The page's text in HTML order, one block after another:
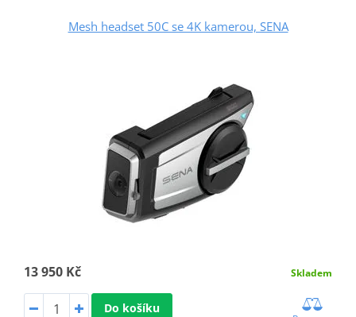
Mesh headset 50C se 4K kamerou, SENA
13 950 Kč Skladem
Do košíku